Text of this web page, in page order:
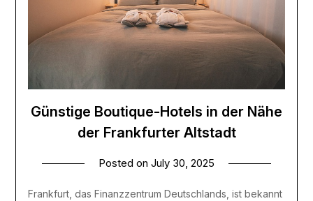
Günstige Boutique-Hotels in der Nähe
der Frankfurter Altstadt
Posted on July 30, 2025
Frankfurt, das Finanzzentrum Deutschlands, ist bekannt